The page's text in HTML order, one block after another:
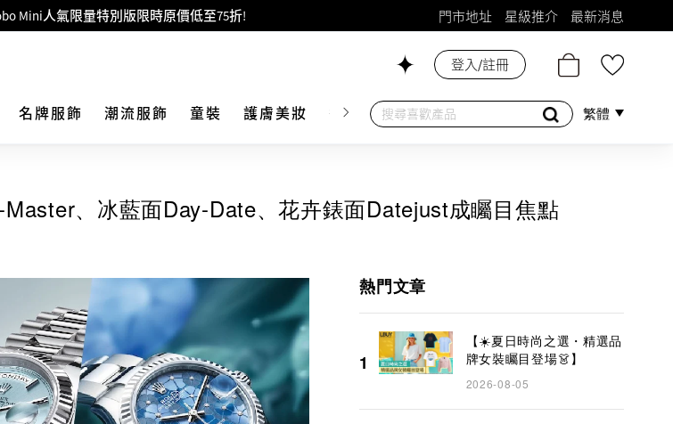
Chanel 手袋及首飾原價低至6折，立即入手!
銀行轉帳及轉數快付款注意事項
SALE 精選名牌手袋及小皮具低至6折
門市地址 星級推介 最新消息
名牌服飾 潮流服飾 童裝 護膚美妝 香水香薰 個人護理 母嬰護理 遊戲及精品
登入/註冊
繁體
、冰藍面Day-Date、花卉錶面Datejust成矚目焦點
熱門文章
1
【☀️夏日時尚之選・精選品
牌女裝矚目登場👗】
2026-08-05